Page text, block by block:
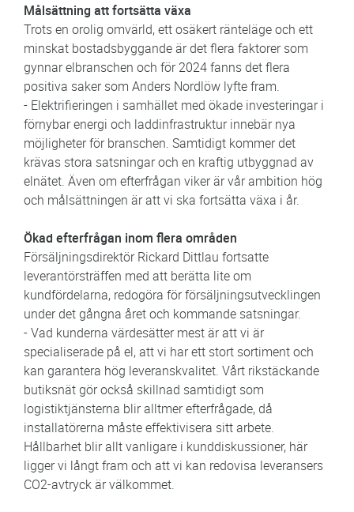
Målsättning att fortsätta växa
Trots en orolig omvärld, ett osäkert ränteläge och ett
minskat bostadsbyggande är det flera faktorer som
gynnar elbranschen och för 2024 fanns det flera
positiva saker som Anders Nordlöw lyfte fram.
- Elektrifieringen i samhället med ökade investeringar i
förnybar energi och laddinfrastruktur innebär nya
möjligheter för branschen. Samtidigt kommer det
krävas stora satsningar och en kraftig utbyggnad av
elnätet. Även om efterfrågan viker är vår ambition hög
och målsättningen är att vi ska fortsätta växa i år.
Ökad efterfrågan inom flera områden
Försäljningsdirektör Rickard Dittlau fortsatte
leverantörsträffen med att berätta lite om
kundfördelarna, redogöra för försäljningsutvecklingen
under det gångna året och kommande satsningar.
- Vad kunderna värdesätter mest är att vi är
specialiserade på el, att vi har ett stort sortiment och
kan garantera hög leveranskvalitet. Vårt rikstäckande
butiksnät gör också skillnad samtidigt som
logistiktjänsterna blir alltmer efterfrågade, då
installatörerna måste effektivisera sitt arbete.
Hållbarhet blir allt vanligare i kunddiskussioner, här
ligger vi långt fram och att vi kan redovisa leveransers
CO2-avtryck är välkommet.